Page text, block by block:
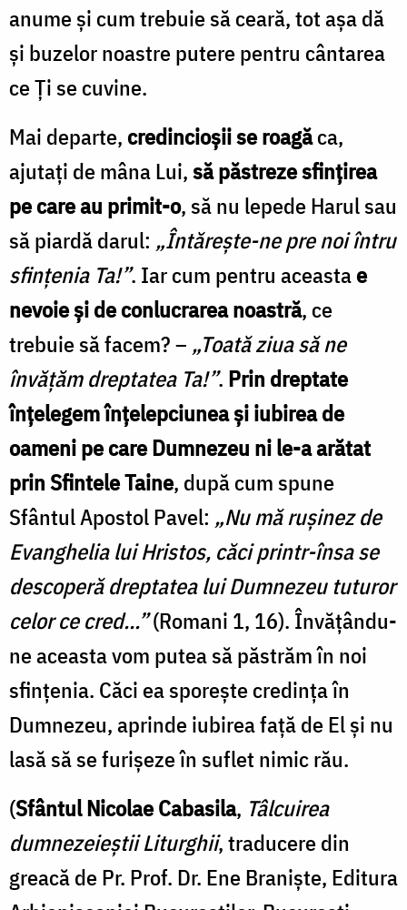
anume și cum trebuie să ceară, tot așa dă
și buzelor noastre putere pentru cântarea
ce Ți se cuvine.
Mai departe,credincioșii se roagăca,
ajutați de mâna Lui,să păstreze sfințirea
pe care au primit-o, să nu lepede Harul sau
să piardă darul: „Întărește-ne pre noi întru
sfințenia Ta!”. Iar cum pentru aceastae
nevoie și de conlucrarea noastră, ce
trebuie să facem? – „Toată ziua să ne
învățăm dreptatea Ta!”. Prin dreptate
înțelegem înțelepciunea și iubirea de
oameni pe care Dumnezeu ni le-a arătat
prin Sfintele Taine, după cum spune
Sfântul Apostol Pavel: „Nu mă rușinez de
Evanghelia lui Hristos, căci printr-însa se
descoperă dreptatea lui Dumnezeu tuturor
celor ce cred...”(Romani 1, 16). Învățându-
ne aceasta vom putea să păstrăm în noi
sfințenia. Căci ea sporește credința în
Dumnezeu, aprinde iubirea față de El și nu
lasă să se furișeze în suflet nimic rău.
(Sfântul Nicolae Cabasila, Tâlcuirea
dumnezeieștii Liturghii, traducere din
greacă de Pr. Prof. Dr. Ene Braniște, Editura